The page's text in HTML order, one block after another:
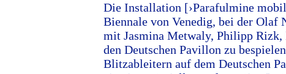
Die Installation [›Parafulmine
Biennale von Venedig, bei der Olaf
mit Jasmina Metwaly, Philipp
den Deutschen Pavillon zu
Blitzableitern auf dem Deutschen